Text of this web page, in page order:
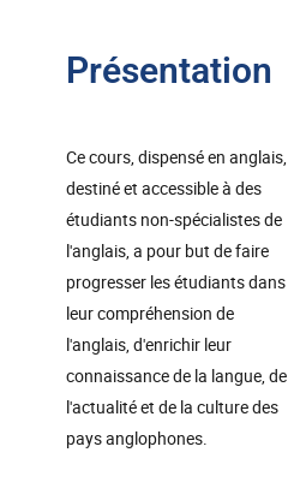
Présentation
Ce cours, dispensé en anglais,
destiné et accessible à des
étudiants non-spécialistes de
l'anglais, a pour but de faire
progresser les étudiants dans
leur compréhension de
l'anglais, d'enrichir leur
connaissance de la langue, de
l'actualité et de la culture des
pays anglophones.